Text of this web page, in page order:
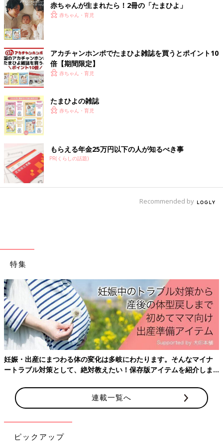
レジ前のお菓子。エレベーター近くのガチャガチャ。スポーツク
ラブのアイスの自販機。なぜそこに設置したのか、設置者の意図
がよくわかるようになりました。
＞＞ツボウチ出産劇場＆育児劇場 これまでのお話はこちら！
前の話
保育園の先生からの
おたよりで気になっ
たこと【ツボウチ育
#48】
赤ちゃんが生まれたら！2冊の「たまひよ」
赤ちゃん・育児
アカチャンホンポでたまひよ雑誌を買うとポイント10
倍【期間限定】
赤ちゃん・育児
たまひよの雑誌
赤ちゃん・育児
もらえる年金25万円以下の人が知るべき事
PR(くらしの話題)
Recommended by
特集
妊娠・出産にまつわる体の変化は多岐にわたります。そんなマイナ
ートラブル対策として、絶対教えたい！保存版アイテムを紹介しま
連載一覧へ
ピックアップ